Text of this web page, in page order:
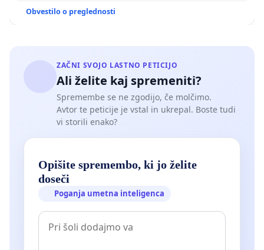
Obvestilo o preglednosti
ZAČNI SVOJO LASTNO PETICIJO
Ali želite kaj spremeniti?
Spremembe se ne zgodijo, če molčimo.
Avtor te peticije je vstal in ukrepal. Boste tudi
vi storili enako?
Opišite spremembo, ki jo želite
doseči
Poganja umetna inteligenca